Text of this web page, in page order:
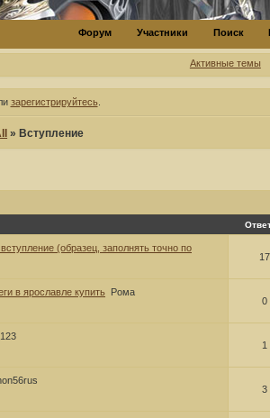
Форум Участники Поиск
Активные темы
зарегистрируйтесь.
»Вступление
(образец, заполнять точно по
17
в ярославле купить Рома
0
1
3